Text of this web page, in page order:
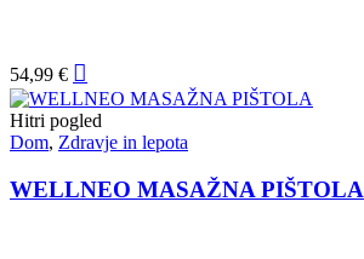
54,99 €
Hitri pogled
Dom, Zdravje in lepota
WELLNEO MASAŽNA PIŠTOLA